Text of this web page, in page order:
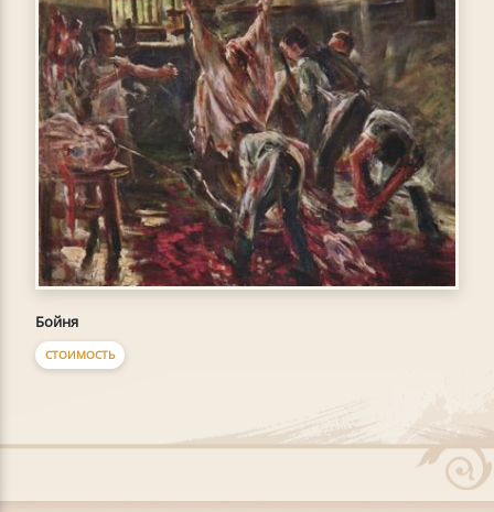
Бойня
СТОИМОСТЬ